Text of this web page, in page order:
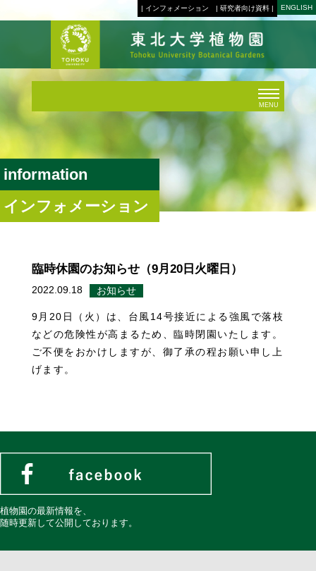
| インフォメーション | 研究者向け資料 | ENGLISH
MENU
information
インフォメーション
臨時休園のお知らせ（9月20日火曜日）
2022.09.18 お知らせ
9月20日（火）は、台風14号接近による強風で落枝
などの危険性が高まるため、臨時閉園いたします。
ご不便をおかけしますが、御了承の程お願い申し上
げます。
植物園の最新情報を、
随時更新して公開しております。